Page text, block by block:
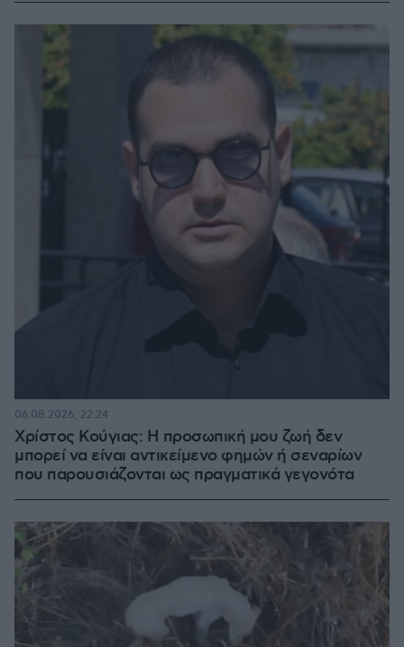
Χρίστος Κούγιας: Η προσωπική μου ζωή δεν
μπορεί να είναι αντικείμενο φημών ή σεναρίων
που παρουσιάζονται ως πραγματικά γεγονότα
06.08.2026, 22:24